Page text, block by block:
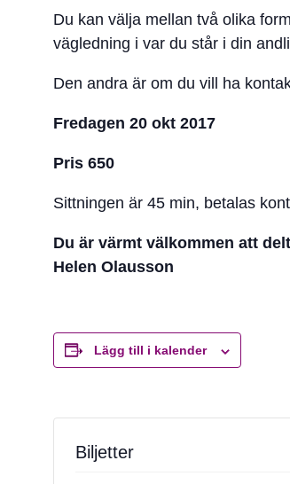
Du kan välja mellan två olika
vägledning i var du står i din
Den andra är om du vill ha
Fredagen 20 okt 2017
Pris 650
Sittningen är 45 min, betalas
Du är värmt välkommen att
Helen Olausson
Lägg till i kalender
Biljetter